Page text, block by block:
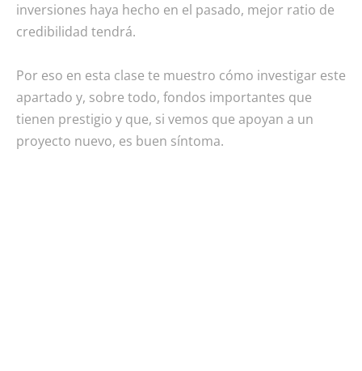
inversiones haya hecho en el pasado, mejor ratio de
credibilidad tendrá.
Por eso en esta clase te muestro cómo investigar este
apartado y, sobre todo, fondos importantes que
tienen prestigio y que, si vemos que apoyan a un
proyecto nuevo, es buen síntoma.